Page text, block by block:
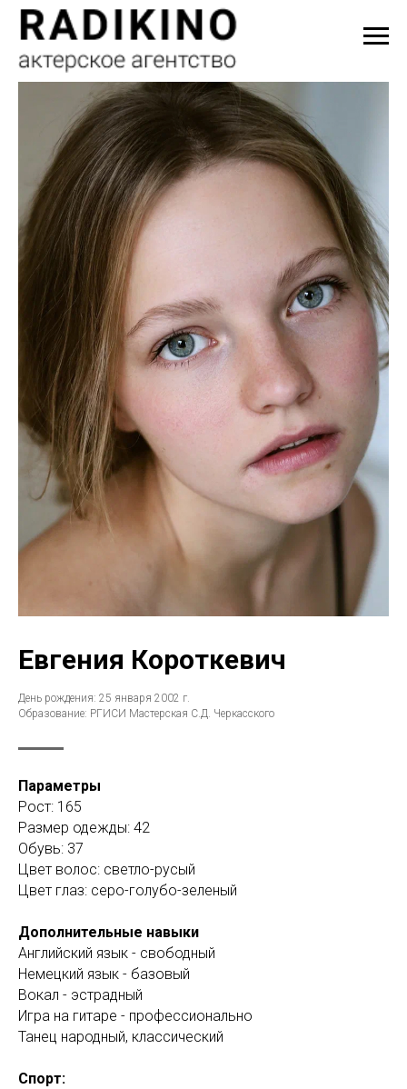
Евгения Короткевич
День рождения: 25 января 2002 г.
Образование: РГИСИ Мастерская С.Д. Черкасского
Параметры
Рост: 165
Размер одежды: 42
Обувь: 37
Цвет волос: светло-русый
Цвет глаз: серо-голубо-зеленый
Дополнительные навыки
Английский язык - свободный
Немецкий язык - базовый
Вокал - эстрадный
Игра на гитаре - профессионально
Танец народный, классический
Спорт: